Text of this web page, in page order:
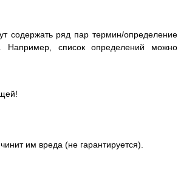
содержать ряд пар термин/определение
Например, список определений можно
им вреда (не гарантируется).